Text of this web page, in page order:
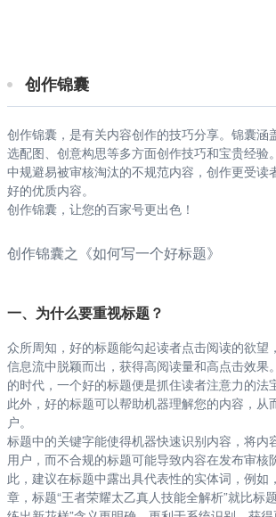
创作锦囊
创作锦囊，是有关内容创作的技巧分享。锦囊涵
选配图、创意构思等多方面创作技巧和宝贵经验
中规避易被审核淘汰的不规范内容，创作更受读
好的优质内容。
创作锦囊，让您的百家号更出色！
创作锦囊之《如何写一个好标题》
一、为什么要重视标题？
众所周知，好的标题能勾起读者点击阅读的欲望
信息流中脱颖而出，获得高阅读量和高点击效果
的时代，一个好的标题便是抓住读者注意力的法宝
此外，好的标题可以帮助机器理解您的内容，从
户。
标题中的关键字能使得机器快速识别内容，将内
用户，而不合规的标题可能导致内容在发布审核
此，建议在标题中露出具代表性的实体词，例如
章，标题“王者荣耀太乙真人技能全解析”就比标